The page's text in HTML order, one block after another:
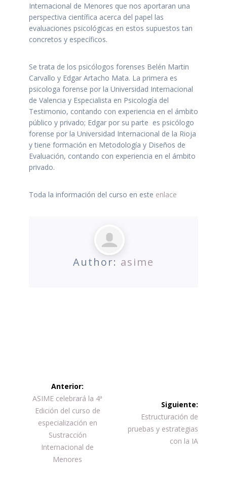
Internacional de Menores que nos aportaran una
perspectiva científica acerca del papel las
evaluaciones psicológicas en estos supuestos tan
concretos y específicos.
Se trata de los psicólogos forenses Belén Martin
Carvallo y Edgar Artacho Mata. La primera es
psicologa forense por la Universidad Internacional
de Valencia y Especialista en Psicología del
Testimonio, contando con experiencia en el ámbito
público y privado; Edgar por su parte es psicólogo
forense por la Universidad Internacional de la Rioja
y tiene formación en Metodología y Diseños de
Evaluación, contando con experiencia en el ámbito
privado.
Toda la información del curso en este enlace
Author: asime
Navegación
de
entradas
Anterior:
Entrada
anterior:
ASIME celebrará la 4ª
Edición del curso de
especialización en
Sustracción
Internacional de
Menores
Siguiente:
Siguiente
entrada:
Estructuración de
pruebas y estrategias
con la IA